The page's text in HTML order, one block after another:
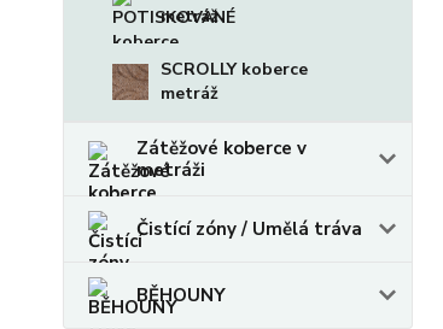
metráž
SCROLLY koberce
metráž
Zátěžové koberce v
metráži
Čistící zóny / Umělá tráva
BĚHOUNY